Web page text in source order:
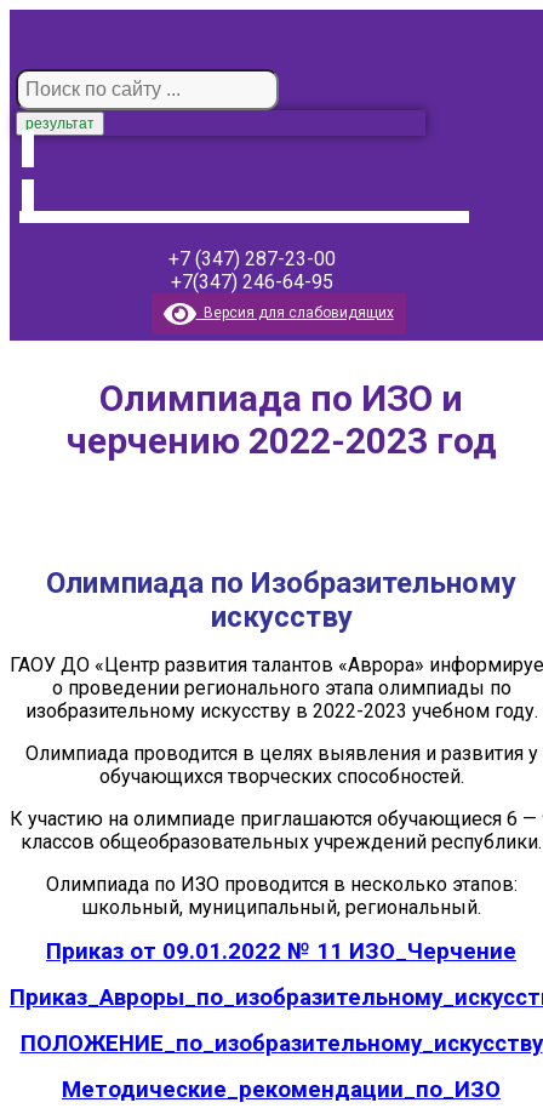
результат
+7 (347) 287-23-00
+7(347) 246-64-95
Версия для слабовидящих
Олимпиада по ИЗО и
черчению 2022-2023 год
Олимпиада по Изобразительному
искусству
ГАОУ ДО «Центр развития талантов «Аврора»
о проведении регионального этапа олимпиады по
изобразительному искусству в 2022-2023 учебном году.
Олимпиада проводится в целях выявления и развития у
обучающихся творческих способностей.
К участию на олимпиаде приглашаются обучающиеся 6 —
классов общеобразовательных учреждений республики.
Олимпиада по ИЗО проводится в несколько этапов:
школьный, муниципальный, региональный.
Приказ от 09.01.2022 № 11 ИЗО_Черчение
ПОЛОЖЕНИЕ_по_изобразительному_искусству
Методические_рекомендации_по_ИЗО